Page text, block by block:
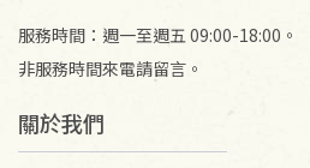
服務時間：週一至週五 09:00-18:00。
非服務時間來電請留言。
關於我們